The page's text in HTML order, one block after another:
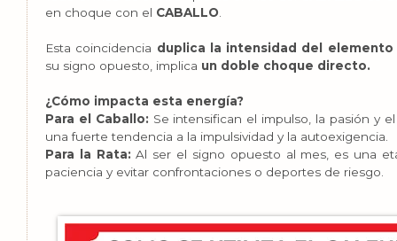
en choque con el CABALLO
Esta coincidencia duplica la intensidad del elemento
su signo opuesto, implica un doble choque directo.
¿Cómo impacta esta energía?
Para el Caballo: Se intensifican el impulso, la pasión y
una fuerte tendencia a la impulsividad y la autoexigencia.
Para la Rata: Al ser el signo opuesto al mes, es una
paciencia y evitar confrontaciones o deportes de riesgo.